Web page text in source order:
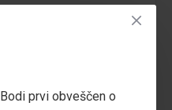
prvi obveščen o